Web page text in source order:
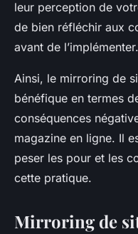
leur perception de
de bien réfléchir aux
avant de l’implémenter.
Ainsi, le mirroring de
bénéfique en termes
conséquences
magazine en ligne. Il
peser les pour et les
cette pratique.
Mirroring de